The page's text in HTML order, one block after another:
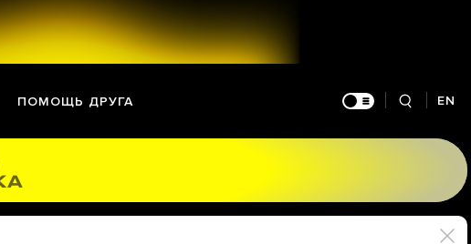
ПОМОЩЬ ДРУГА EN